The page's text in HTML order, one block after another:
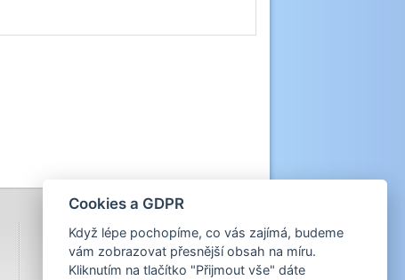
Cookies a GDPR
Když lépe pochopíme, co vás zajímá, budeme
vám zobrazovat přesnější obsah na míru.
Kliknutím na tlačítko "Přijmout vše" dáte